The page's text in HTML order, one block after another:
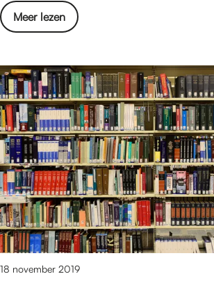
o
s
p
a
k
t
u
i
t
Meer lezen
o
v
r
D
o
o
r
n
r
o
o
s
j
e
18 november 2019